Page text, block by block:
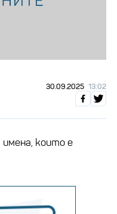
30.09.2025 13:02
които е